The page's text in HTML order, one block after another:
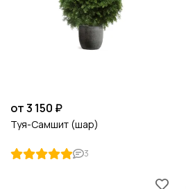
от 3 150 ₽
Туя-Самшит (шар)
3